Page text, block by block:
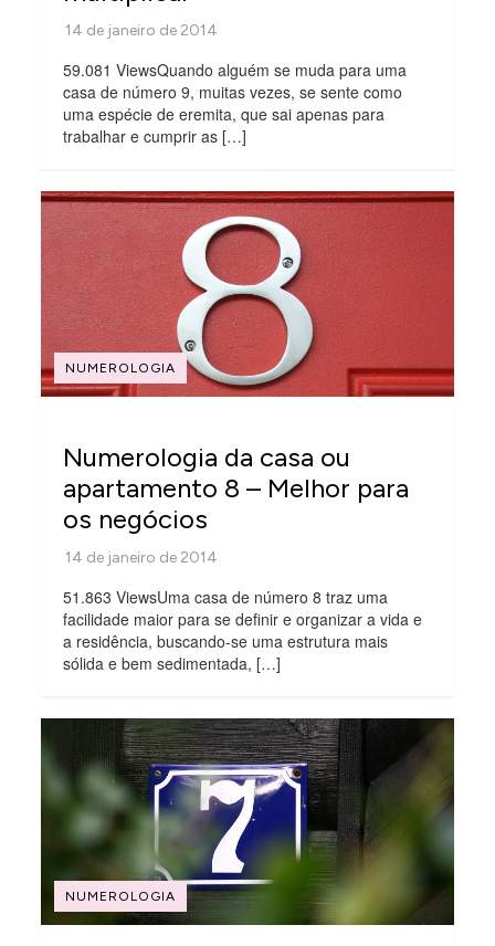
59.081 ViewsQuando alguém se muda para uma
casa de número 9, muitas vezes, se sente como
uma espécie de eremita, que sai apenas para
trabalhar e cumprir as […]
NUMEROLOGIA
Numerologia da casa ou
apartamento 8 – Melhor para
os negócios
51.863 ViewsUma casa de número 8 traz uma
facilidade maior para se definir e organizar a vida e
a residência, buscando-se uma estrutura mais
sólida e bem sedimentada, […]
NUMEROLOGIA